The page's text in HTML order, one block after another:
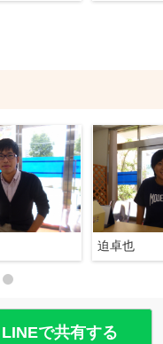
迫卓也
LINEで共有する